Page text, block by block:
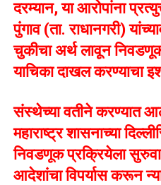
दरम्यान, या आरोपांना
पुंगाव (ता. राधानगरी)
चुकीचा अर्थ लावून
याचिका दाखल करण्याचा
संस्थेच्या वतीने करण्यात
महाराष्ट्र शासनाच्या
निवडणूक प्रक्रियेला
आदेशांचा विपर्यास करून